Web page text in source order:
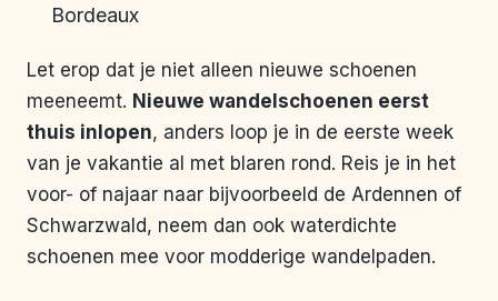
Bordeaux
Let erop dat je niet alleen nieuwe schoenen
meeneemt. Nieuwe wandelschoenen eerst
thuis inlopen, anders loop je in de eerste week
van je vakantie al met blaren rond. Reis je in het
voor- of najaar naar bijvoorbeeld de Ardennen of
Schwarzwald, neem dan ook waterdichte
schoenen mee voor modderige wandelpaden.